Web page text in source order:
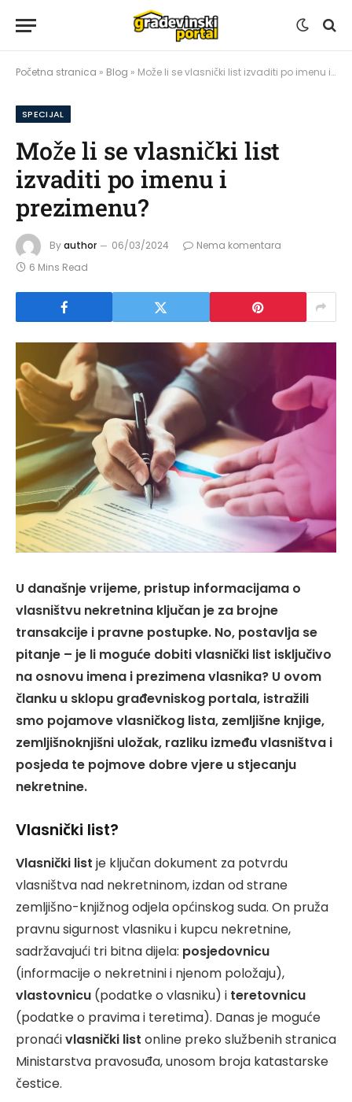
Početna stranica » Blog » Može li se vlasnički list izvaditi po imenu i prezimenu?
SPECIJAL
Može li se vlasnički list
izvaditi po imenu i
prezimenu?
Byauthor 06/03/2024
Nema komentara
6 Mins Read
U današnje vrijeme, pristup informacijama o
vlasništvu nekretnina ključan je za brojne
transakcije i pravne postupke. No, postavlja se
pitanje – je li moguće dobiti vlasnički list isključivo
na osnovu imena i prezimena vlasnika? U ovom
članku u sklopu građevniskog portala, istražili
smo pojamove vlasničkog lista, zemljišne knjige,
zemljišnoknjišni uložak, razliku između vlasništva i
posjeda te pojmove dobre vjere u stjecanju
nekretnine.
Vlasnički list?
Vlasnički list je ključan dokument za potvrdu
vlasništva nad nekretninom, izdan od strane
zemljišno-knjižnog odjela općinskog suda. On pruža
pravnu sigurnost vlasniku i kupcu nekretnine,
sadržavajući tri bitna dijela: posjedovnicu
(informacije o nekretnini i njenom položaju),
vlastovnicu (podatke o vlasniku) i teretovnicu
(podatke o pravima i teretima). Danas je moguće
pronaćivlasnički list online preko službenih stranica
Ministarstva pravosuđa, unosom broja katastarske
čestice.